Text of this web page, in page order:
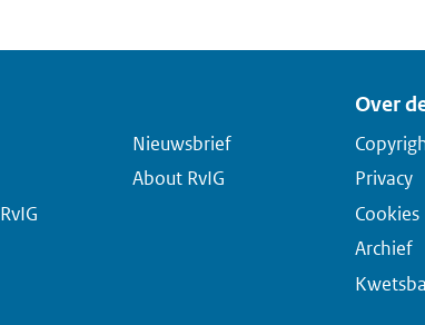
Nieuwsbrief
About RvIG
Over
Privacy
Cookies
Archief